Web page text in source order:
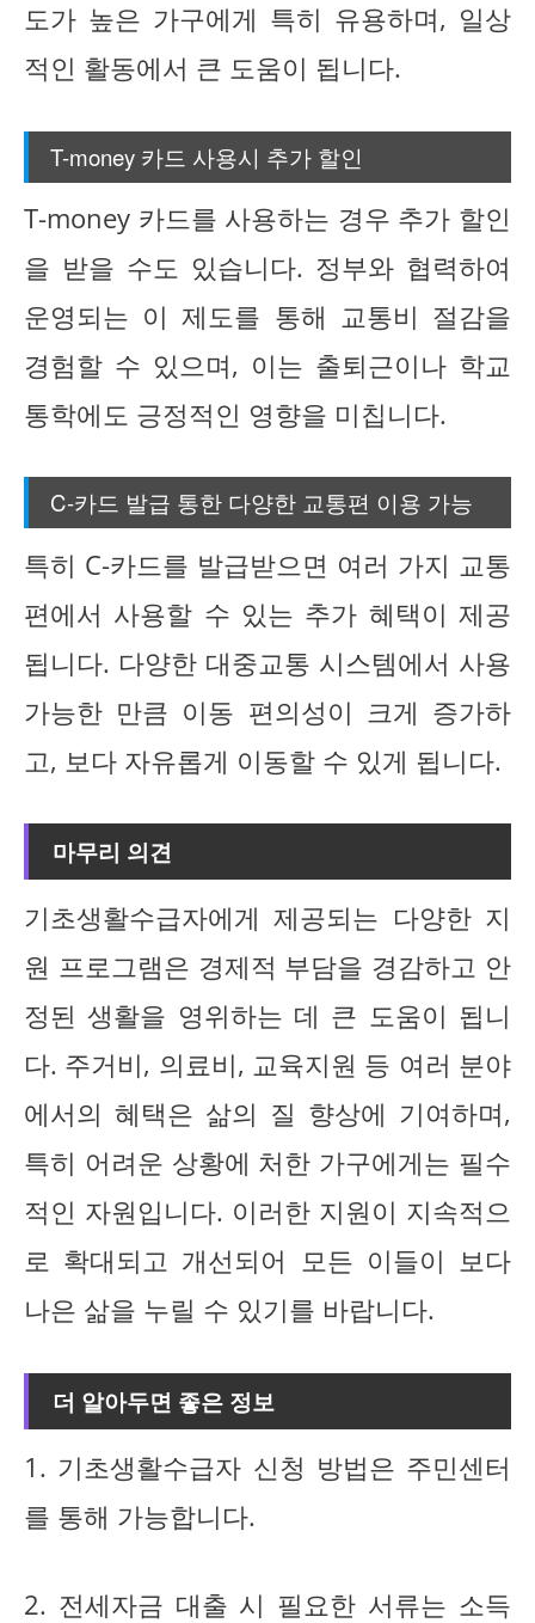
도가 높은 가구에게 특히 유용하며, 일상
적인 활동에서 큰 도움이 됩니다.
T-money 카드 사용시 추가 할인
T-money 카드를 사용하는 경우 추가 할인
을 받을 수도 있습니다. 정부와 협력하여
운영되는 이 제도를 통해 교통비 절감을
경험할 수 있으며, 이는 출퇴근이나 학교
통학에도 긍정적인 영향을 미칩니다.
C-카드 발급 통한 다양한 교통편 이용 가능
특히 C-카드를 발급받으면 여러 가지 교통
편에서 사용할 수 있는 추가 혜택이 제공
됩니다. 다양한 대중교통 시스템에서 사용
가능한 만큼 이동 편의성이 크게 증가하
고, 보다 자유롭게 이동할 수 있게 됩니다.
마무리 의견
기초생활수급자에게 제공되는 다양한 지
원 프로그램은 경제적 부담을 경감하고 안
정된 생활을 영위하는 데 큰 도움이 됩니
다. 주거비, 의료비, 교육지원 등 여러 분야
에서의 혜택은 삶의 질 향상에 기여하며,
특히 어려운 상황에 처한 가구에게는 필수
적인 자원입니다. 이러한 지원이 지속적으
로 확대되고 개선되어 모든 이들이 보다
나은 삶을 누릴 수 있기를 바랍니다.
더 알아두면 좋은 정보
1. 기초생활수급자 신청 방법은 주민센터
를 통해 가능합니다.
2. 전세자금 대출 시 필요한 서류는 소득